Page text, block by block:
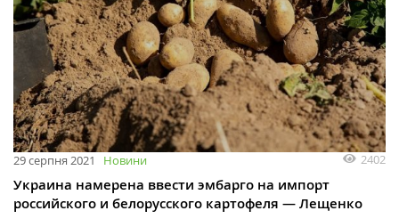
29 серпня 2021 Новини 2402
Украина намерена ввести эмбарго на импорт
российского и белорусского картофеля — Лещенко